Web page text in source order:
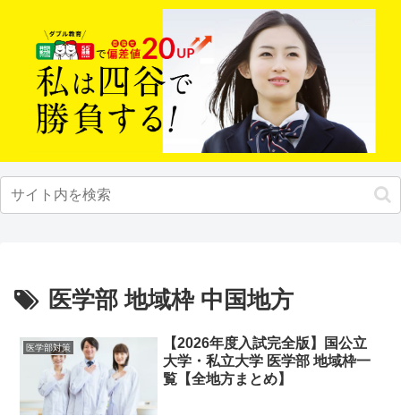
医学部 地域枠 中国地方
医学部対策
【2026年度入試完全版】国公立
大学・私立大学 医学部 地域枠一
覧【全地方まとめ】